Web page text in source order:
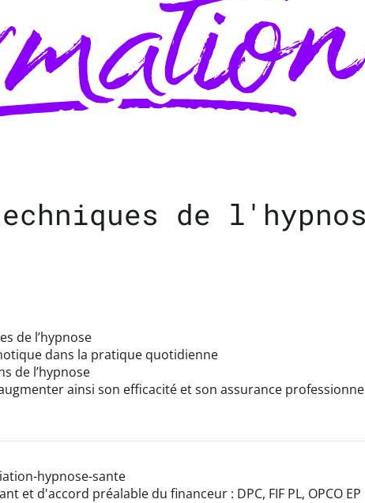
de
de l’hypnose
dans la pratique quotidienne
de l’hypnose
ainsi son efficacité et son assurance
hypnose-sante
et d'accord préalable du financeur : DPC, FIF PL, OPCO EP